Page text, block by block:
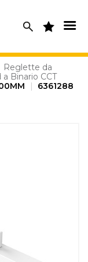
Reglette da
a Binario CCT
| 6361288